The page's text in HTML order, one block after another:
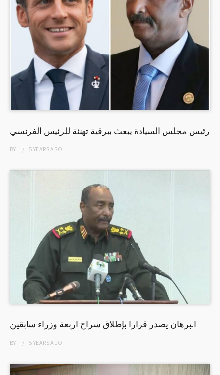
رئيس مجلس السيادة يبعث ببرقية تهنئة للرئيس الفرنسي
BY 5 YEARSAGO
البرهان يصدر قرارا بإطلاق سراح اربعة وزراء سابقين
BY 5 YEARSAGO